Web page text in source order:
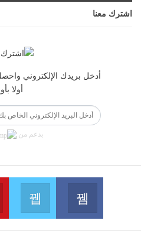
اشترك معنا
أدخل بريدك الإلكتروني
أولا
بدعم من
Facebook
us on Facebook